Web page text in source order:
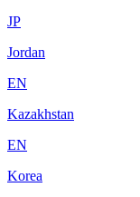
JP
Jordan
EN
Kazakhstan
EN
Korea